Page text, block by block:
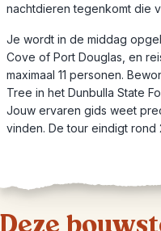
nachtdieren tegenkomt die
Je wordt in de middag
Cove of Port Douglas, en
maximaal 11 personen.
Tree in het Dunbulla State
Jouw ervaren gids weet
vinden. De tour eindigt rond